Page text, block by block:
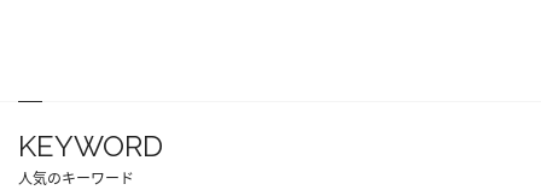
KEYWORD
人気のキーワード